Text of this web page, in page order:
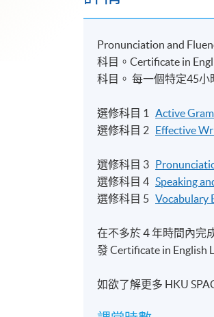
Pronunciation and
科目。Certificate in
科目。 每一個特定45小
選修科目 1Active
選修科目 2 Effective
選修科目 3
選修科目 4Speaking
選修科目 5Vocabulary
在不多於４年時間內完
發 Certificate in English
如欲了解更多 HKU